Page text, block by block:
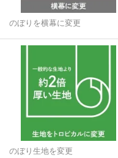
のぼりを横幕に変更
のぼり生地を変更